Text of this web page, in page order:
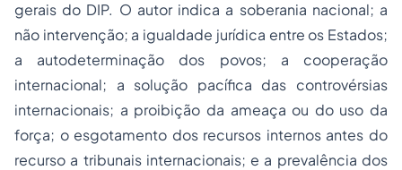
gerais do DIP. O autor indica a soberania nacional; a
não intervenção; a igualdade jurídica entre os Estados;
a autodeterminação dos povos; a cooperação
internacional; a solução pacífica das controvérsias
internacionais; a proibição da ameaça ou do uso da
força; o esgotamento dos recursos internos antes do
recurso a tribunais internacionais; e a prevalência dos